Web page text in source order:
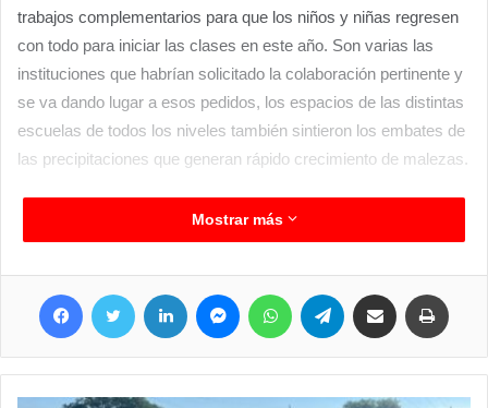
trabajos complementarios para que los niños y niñas regresen
con todo para iniciar las clases en este año. Son varias las
instituciones que habrían solicitado la colaboración pertinente y
se va dando lugar a esos pedidos, los espacios de las distintas
escuelas de todos los niveles también sintieron los embates de
las precipitaciones que generan rápido crecimiento de malezas.
Mostrar más